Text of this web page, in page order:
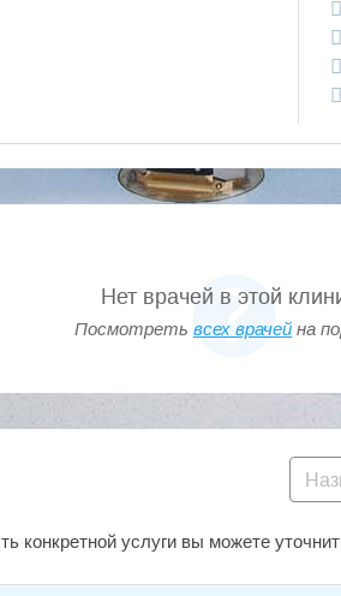
Нет врачей в этой
Посмотреть всех врачей на
конкретной услуги вы можете